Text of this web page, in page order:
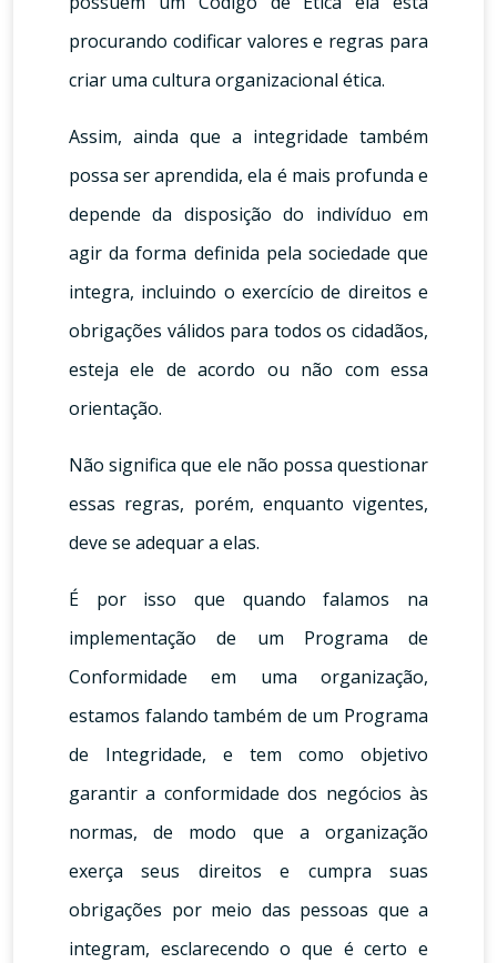
procurando codificar valores e regras para
criar uma cultura organizacional ética.
Assim, ainda que a integridade também
possa ser aprendida, ela é mais profunda e
depende da disposição do indivíduo em
agir da forma definida pela sociedade que
integra, incluindo o exercício de direitos e
obrigações válidos para todos os cidadãos,
esteja ele de acordo ou não com essa
orientação.
Não significa que ele não possa questionar
essas regras, porém, enquanto vigentes,
deve se adequar a elas.
É por isso que quando falamos na
implementação de um Programa de
Conformidade em uma organização,
estamos falando também de um Programa
de Integridade, e tem como objetivo
garantir a conformidade dos negócios às
normas, de modo que a organização
exerça seus direitos e cumpra suas
obrigações por meio das pessoas que a
integram, esclarecendo o que é certo e